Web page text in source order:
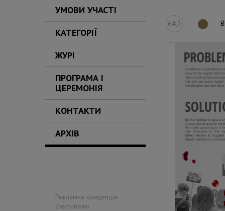
УМОВИ УЧАСТІ
КАТЕГОРІЇ
ЖУРІ
ПРОГРАМА І
ЦЕРЕМОНІЯ
КОНТАКТИ
АРХІВ
Рекламна концепція
фестивалю
64,2